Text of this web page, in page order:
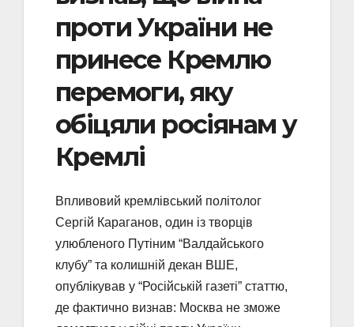
проти України не
принесе Кремлю
перемоги, яку
обіцяли росіянам у
Кремлі
Впливовий кремлівський політолог
Сергій Караганов, один із творців
улюбленого Путіним “Валдайського
клубу” та колишній декан ВШЕ,
опублікував у “Російській газеті” статтю,
де фактично визнав: Москва не зможе